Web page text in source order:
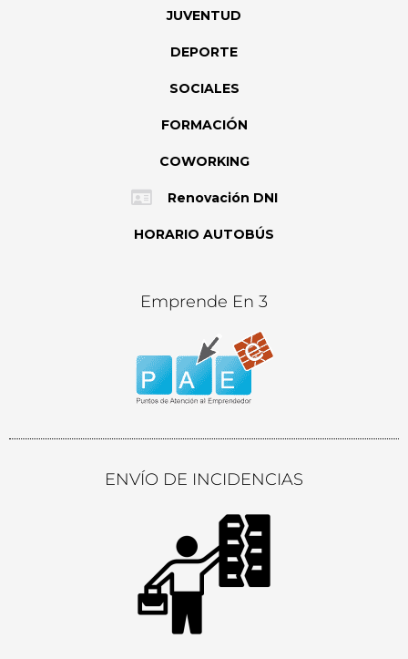
JUVENTUD
DEPORTE
SOCIALES
FORMACIÓN
COWORKING
Renovación DNI
HORARIO AUTOBÚS
Emprende En 3
ENVÍO DE INCIDENCIAS